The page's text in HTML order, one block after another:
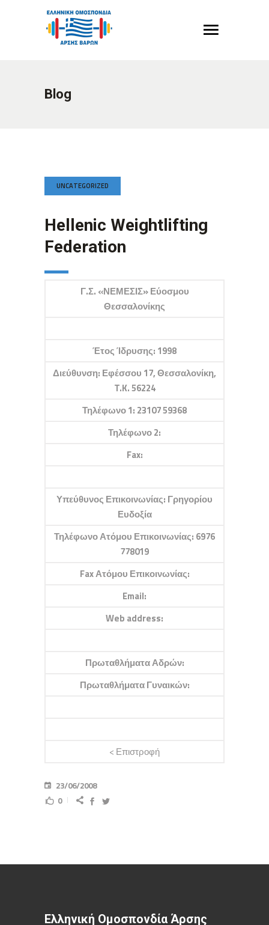
Blog
UNCATEGORIZED
Hellenic Weightlifting
Federation
Γ.Σ. «ΝΕΜΕΣΙΣ» Εύοσμου
Θεσσαλονίκης
Έτος Ίδρυσης: 1998
Διεύθυνση: Εφέσσου 17, Θεσσαλονίκη,
T.K. 56224
Τηλέφωνο 1: 23107 59368
Τηλέφωνο 2:
Fax:
Υπεύθυνος Επικοινωνίας: Γρηγορίου
Ευδοξία
Τηλέφωνο Ατόμου Επικοινωνίας: 6976
778019
Fax Ατόμου Επικοινωνίας:
Email:
Web address:
Πρωταθλήματα Αδρών:
Πρωταθλήματα Γυναικών:
< Επιστροφή
23/06/2008
0
Ελληνική Ομοσπονδία Άρσης